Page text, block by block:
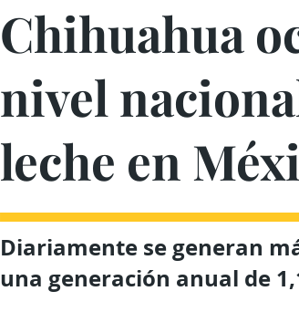
Chihuahua
nivel
leche en
Diariamente se generan
una generación anual de